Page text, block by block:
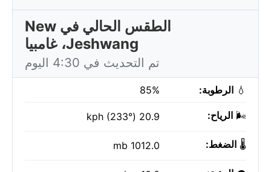
الطقس الحالي في New
Jeshwang، غامبيا
تم التحديث في 4:30 اليوم
💧 الرطوبة: 85%
🌬️ الرياح: 20.9 kph (233°)
🌡️ الضغط: 1012.0 mb